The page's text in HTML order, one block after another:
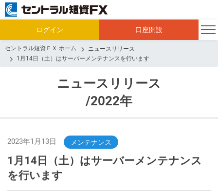
ログイン 口座開設
セントラル短資ＦＸ ホーム
ニュースリリース
1月14日（土）はサーバーメンテナンスを行います
ニュースリリース
/2022年
2023年1月13日 メンテナンス
1月14日（土）はサーバーメンテナンス
を行います